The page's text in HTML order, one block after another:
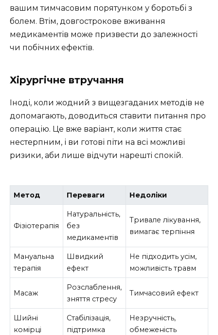
вашим тимчасовим порятунком у боротьбі з
болем. Втім, довгострокове вживання
медикаментів може призвести до залежності
чи побічних ефектів.
Хірургічне втручання
Іноді, коли жодний з вищезгаданих методів не
допомагають, доводиться ставити питання про
операцію. Це вже варіант, коли життя стає
нестерпним, і ви готові піти на всі можливі
ризики, аби лише відчути нарешті спокій.
Метод Переваги Недоліки
Фізіотерапія
Натуральність,
без
медикаментів
Тривале лікування,
вимагає терпіння
Мануальна
терапія
Швидкий
ефект
Не підходить усім,
можливість травм
Масаж
Розслаблення,
зняття стресу
Тимчасовий ефект
Шийні
комірці
Стабілізація,
підтримка
Незручність,
обмеженість